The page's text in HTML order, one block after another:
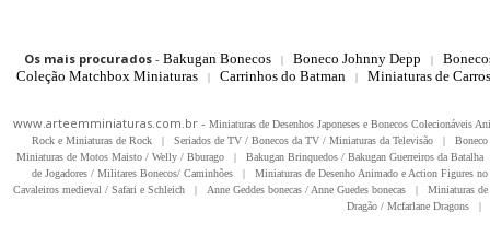
Os mais procurados- Bakugan Bonecos | Boneco Johnny Depp |
Coleção Matchbox Miniaturas
| Carrinhos do Batman | Miniaturas de
www.arteemminiaturas.com.br - Miniaturas de Desenhos Japoneses e Bonecos Colecionáveis
Rock e Miniaturas de Rock
| Seriados de TV / Bonecos da TV / Miniaturas da Televisão |
Miniaturas de Motos Maisto / Welly / Bburago
| Bakugan Brinquedos / Bakugan Guerreiros da Batalha
de Jogadores / Militares Bonecos/ Caminhões
|
Miniaturas de Desenho Animado e Action Figures
Cavaleiros medieval / Safari e Schleich
| Anne Geddes bonecas / Anne Guedes bonecas |
Miniaturas
Dragão / Mcfarlane Dragons
|